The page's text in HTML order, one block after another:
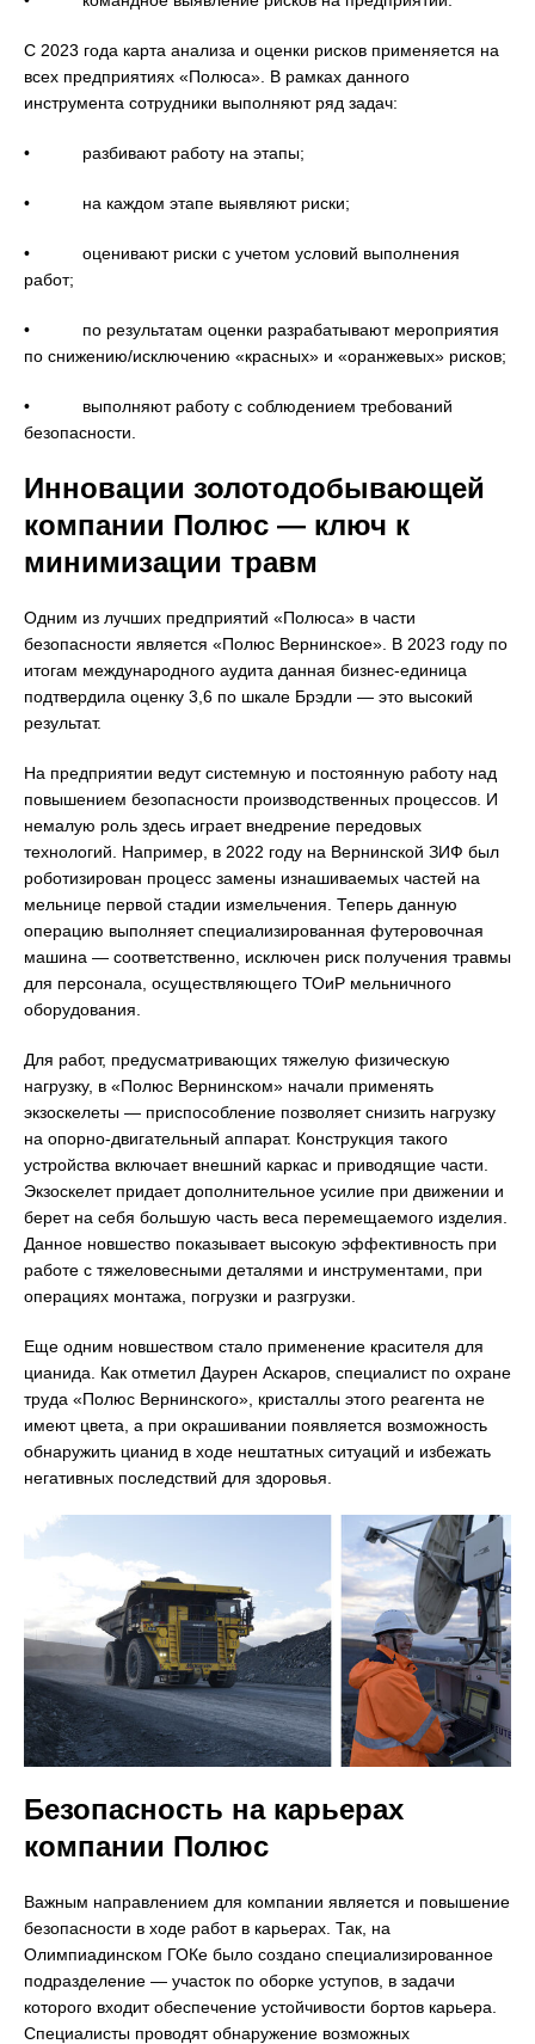
С 2023 года карта анализа и оценки рисков применяется на
всех предприятиях «Полюса». В рамках данного
инструмента сотрудники выполняют ряд задач:
• разбивают работу на этапы;
• на каждом этапе выявляют риски;
• оценивают риски с учетом условий выполнения
работ;
• по результатам оценки разрабатывают мероприятия
по снижению/исключению «красных» и «оранжевых» рисков;
• выполняют работу с соблюдением требований
безопасности.
Инновации золотодобывающей
компании Полюс — ключ к
минимизации травм
Одним из лучших предприятий «Полюса» в части
безопасности является «Полюс Вернинское». В 2023 году по
итогам международного аудита данная бизнес-единица
подтвердила оценку 3,6 по шкале Брэдли — это высокий
результат.
На предприятии ведут системную и постоянную работу над
повышением безопасности производственных процессов. И
немалую роль здесь играет внедрение передовых
технологий. Например, в 2022 году на Вернинской ЗИФ был
роботизирован процесс замены изнашиваемых частей на
мельнице первой стадии измельчения. Теперь данную
операцию выполняет специализированная футеровочная
машина — соответственно, исключен риск получения травмы
для персонала, осуществляющего ТОиР мельничного
оборудования.
Для работ, предусматривающих тяжелую физическую
нагрузку, в «Полюс Вернинском» начали применять
экзоскелеты — приспособление позволяет снизить нагрузку
на опорно-двигательный аппарат. Конструкция такого
устройства включает внешний каркас и приводящие части.
Экзоскелет придает дополнительное усилие при движении и
берет на себя большую часть веса перемещаемого изделия.
Данное новшество показывает высокую эффективность при
работе с тяжеловесными деталями и инструментами, при
операциях монтажа, погрузки и разгрузки.
Еще одним новшеством стало применение красителя для
цианида. Как отметил Даурен Аскаров, специалист по охране
труда «Полюс Вернинского», кристаллы этого реагента не
имеют цвета, а при окрашивании появляется возможность
обнаружить цианид в ходе нештатных ситуаций и избежать
негативных последствий для здоровья.
Безопасность на карьерах
компании Полюс
Важным направлением для компании является и повышение
безопасности в ходе работ в карьерах. Так, на
Олимпиадинском ГОКе было создано специализированное
подразделение — участок по оборке уступов, в задачи
которого входит обеспечение устойчивости бортов карьера.
Специалисты проводят обнаружение возможных